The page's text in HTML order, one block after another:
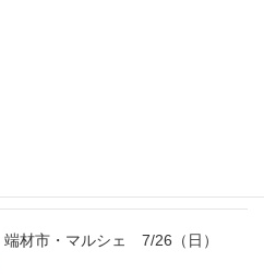
端材市・マルシェ 7/26（日）